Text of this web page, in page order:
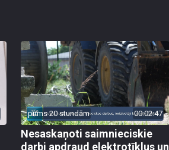
pirms 20 stundām 00:02:47
Nesaskaņoti saimnieciskie
darbi apdraud elektrotīklus un